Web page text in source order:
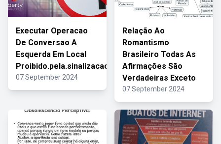
Executar Operacao
De Conversao A
Esquerda Em Local
Proibido.pela.sinalizacao
07 September 2024
Relação Ao
Romantismo
Brasileiro Todas As
Afirmações São
Verdadeiras Exceto
07 September 2024